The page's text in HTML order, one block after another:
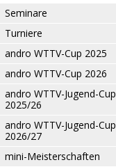
Seminare
Turniere
andro WTTV-Cup 2025
andro WTTV-Cup 2026
andro WTTV-Jugend-Cup
2025/26
andro WTTV-Jugend-Cup
2026/27
mini-Meisterschaften